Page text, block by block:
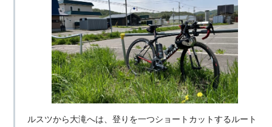
ルスツから大滝へは、登りを一つショートカットするルート